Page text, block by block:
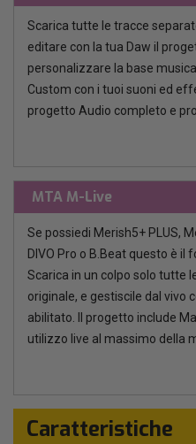
Scarica tutte le tracce
editare con la tua Daw il
personalizzare la base
Custom con i tuoi suoni ed
progetto Audio completo e
MTA M-Live
Se possiedi Merish5+ PLUS,
DIVO Pro o B.Beat questo è il
Scarica in un colpo solo tutte
originale, e gestiscile dal vivo
abilitato. Il progetto include
utilizzo live al massimo della
Caratteristiche